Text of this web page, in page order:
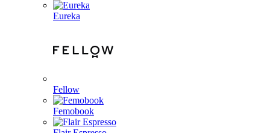
Eureka
Fellow
Femobook